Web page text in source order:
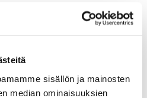
sisällön ja mainosten
median ominaisuuksien